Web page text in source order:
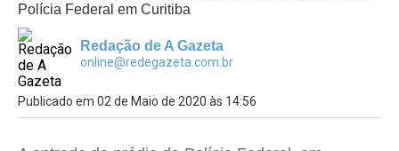
Polícia Federal em Curitiba
Redação de A Gazeta
online@redegazeta.com.br
Publicado em 02 de Maio de 2020 às 14:56